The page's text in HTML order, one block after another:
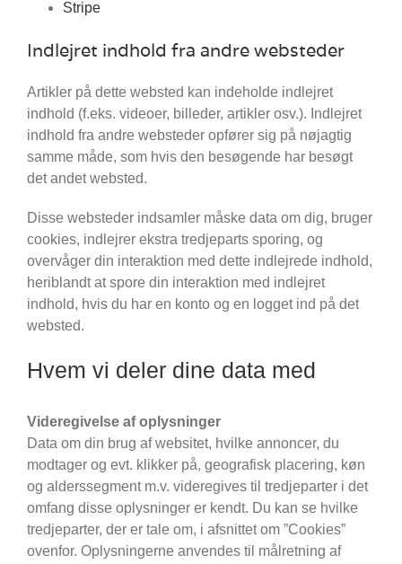
Stripe
Indlejret indhold fra andre websteder
Artikler på dette websted kan indeholde indlejret
indhold (f.eks. videoer, billeder, artikler osv.). Indlejret
indhold fra andre websteder opfører sig på nøjagtig
samme måde, som hvis den besøgende har besøgt
det andet websted.
Disse websteder indsamler måske data om dig, bruger
cookies, indlejrer ekstra tredjeparts sporing, og
overvåger din interaktion med dette indlejrede indhold,
heriblandt at spore din interaktion med indlejret
indhold, hvis du har en konto og en logget ind på det
websted.
Hvem vi deler dine data med
Videregivelse af oplysninger
Data om din brug af websitet, hvilke annoncer, du
modtager og evt. klikker på, geografisk placering, køn
og alderssegment m.v. videregives til tredjeparter i det
omfang disse oplysninger er kendt. Du kan se hvilke
tredjeparter, der er tale om, i afsnittet om ”Cookies”
ovenfor. Oplysningerne anvendes til målretning af